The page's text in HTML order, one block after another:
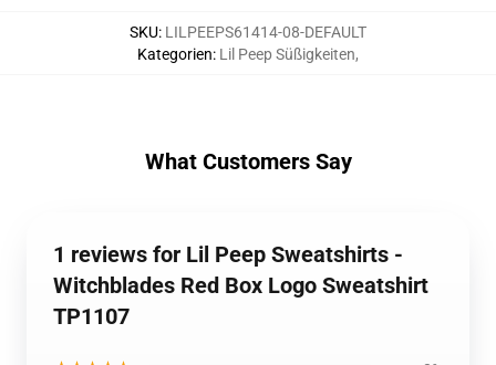
SKU: LILPEEPS61414-08-DEFAULT
Kategorien: Lil Peep Süßigkeiten,
What Customers Say
1 reviews for Lil Peep Sweatshirts -
Witchblades Red Box Logo Sweatshirt
TP1107